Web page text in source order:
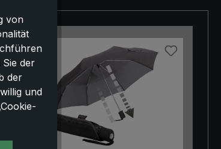
von
der
der
und